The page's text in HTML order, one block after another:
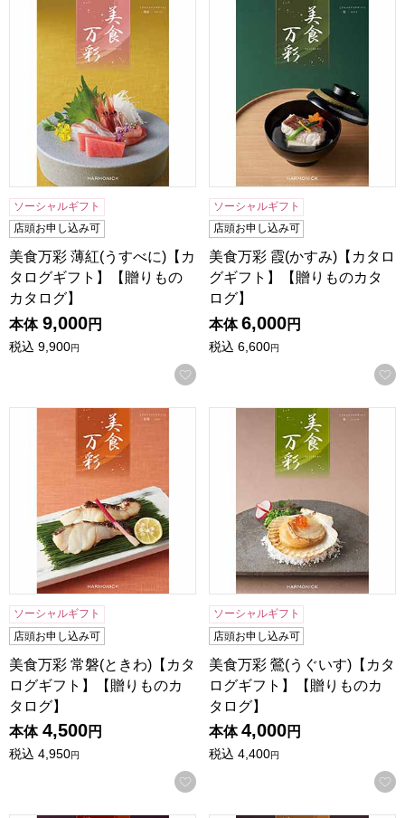
美食万彩 薄紅(うすべに)【カタログギフト】【贈りものカタ
ソーシャルギフト
店頭お申し込み可
美食万彩 薄紅(うすべに)【カ
タログギフト】【贈りもの
カタログ】
本体 9,000円
税込 9,900円
お気に入りに登録する
美食万彩 霞(かすみ)【カタ
ソーシャルギフト
店頭お申し込み可
美食万彩 霞(かすみ)【カタロ
グギフト】【贈りものカタ
ログ】
本体 6,000円
税込 6,600円
美食万彩 常磐(ときわ)【カタログギフト】【贈りものカタロ
ソーシャルギフト
店頭お申し込み可
美食万彩 常磐(ときわ)【カタ
ログギフト】【贈りものカ
タログ】
本体 4,500円
税込 4,950円
お気に入りに登録する
美食万彩 鶯(うぐいす)【カ
ソーシャルギフト
店頭お申し込み可
美食万彩 鶯(うぐいす)【カタ
ログギフト】【贈りものカ
タログ】
本体 4,000円
税込 4,400円